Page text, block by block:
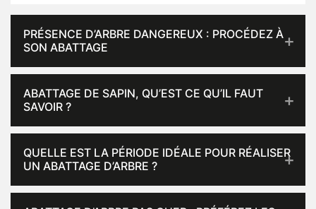
PRÉSENCE D’ARBRE DANGEREUX : PROCÉDEZ À
SON ABATTAGE
ABATTAGE DE SAPIN, QU’EST CE QU’IL FAUT
SAVOIR ?
QUELLE EST LA PÉRIODE IDÉALE POUR RÉALISER
UN ABATTAGE D’ARBRE ?